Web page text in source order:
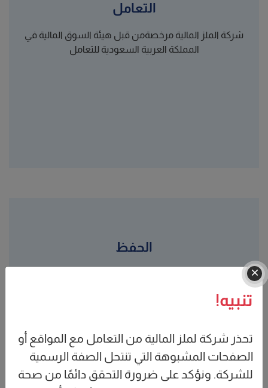
التعامل
شركة الملز المالية مرخصةمن قبل هيئة السوق المالية في
المملكة العربية السعودية للتعامل
الحفظ
شركة الملز المالية مرخصة من قبل هيئة السوق المالية في
تنبيه!
تحذر شركة لملز المالية من التعامل مع المواقع أو
الصفحات المشبوهة التي تنتحل الصفة الرسمية
للشركة. ونؤكد على ضرورة التحقق دائمًا من صحة